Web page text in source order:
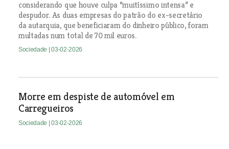
considerando que houve culpa “muitíssimo intensa” e
despudor. As duas empresas do patrão do ex-secretário
da autarquia, que beneficiaram do dinheiro público, foram
multadas num total de 70 mil euros.
Sociedade | 03-02-2026
Morre em despiste de automóvel em
Carregueiros
Sociedade | 03-02-2026